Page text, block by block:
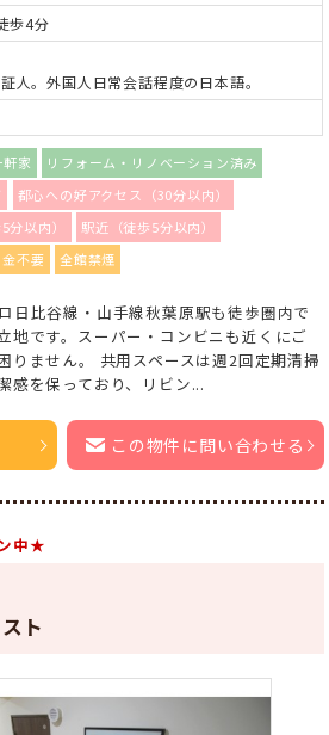
歩4分
人。外国人日常会話程度の日本語。
軒家
リフォーム・リノベーション済み
都心への好アクセス（30分以内）
以内）
駅近（徒歩5分以内）
不要 全館禁煙
日比谷線・山手線秋葉原駅も徒歩圏内で
地です。スーパー・コンビニも近くにご
りません。 共用スペースは週2回定期清掃
感を保っており、リビン...
この物件に問い合わせる
中★
ト